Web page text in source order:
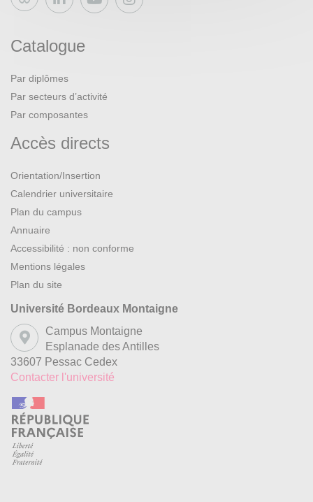
Bluesky
Catalogue
Par diplômes
Par secteurs d’activité
Par composantes
Accès directs
Orientation/Insertion
Calendrier universitaire
Plan du campus
Annuaire
Accessibilité : non conforme
Mentions légales
Plan du site
Université Bordeaux Montaigne
Campus Montaigne
Esplanade des Antilles
33607 Pessac Cedex
Contacter l'université